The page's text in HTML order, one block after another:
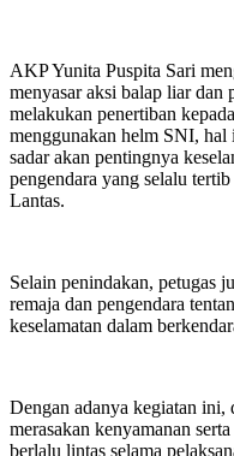
AKP Yunita Puspita Sari
menyasar aksi balap liar dan
melakukan penertiban
menggunakan helm SNI, hal
sadar akan pentingnya
pengendara yang selalu
Lantas.
Selain penindakan, petugas
remaja dan pengendara
keselamatan dalam
Dengan adanya kegiatan ini,
merasakan kenyamanan
berlalu lintas selama